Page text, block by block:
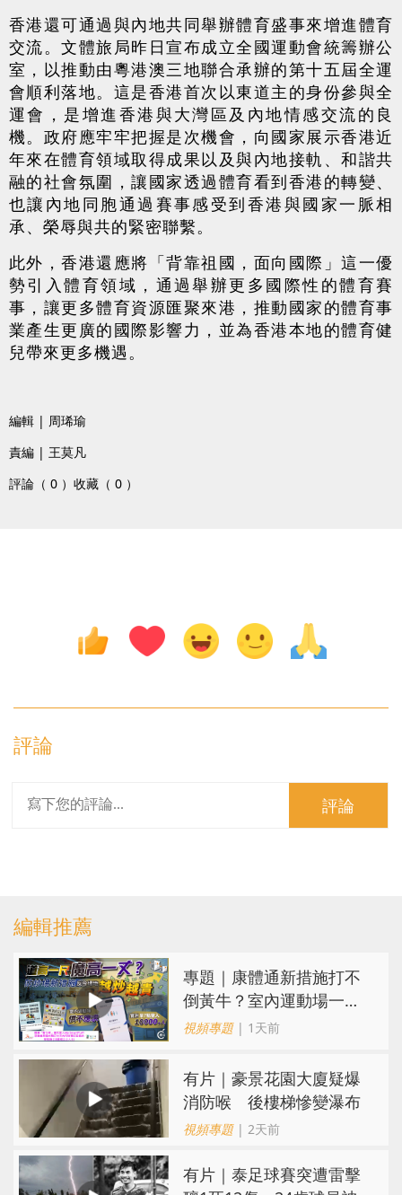
香港還可通過與內地共同舉辦體育盛事來增進體育
交流。文體旅局昨日宣布成立全國運動會統籌辦公
室，以推動由粵港澳三地聯合承辦的第十五屆全運
會順利落地。這是香港首次以東道主的身份參與全
運會，是增進香港與大灣區及內地情感交流的良
機。政府應牢牢把握是次機會，向國家展示香港近
年來在體育領域取得成果以及與內地接軌、和諧共
融的社會氛圍，讓國家透過體育看到香港的轉變、
也讓內地同胞通過賽事感受到香港與國家一脈相
承、榮辱與共的緊密聯繫。
此外，香港還應將「背靠祖國，面向國際」這一優
勢引入體育領域，通過舉辦更多國際性的體育賽
事，讓更多體育資源匯聚來港，推動國家的體育事
業產生更廣的國際影響力，並為香港本地的體育健
兒帶來更多機遇。
編輯 | 周琋瑜
責編 | 王莫凡
評論（ 0 ） 收藏（ 0 ）
評論
評論
編輯推薦
專題｜康體通新措施打不
倒黃牛？室內運動場一場
難求越炒越貴
視頻專題| 1天前
有片｜豪景花園大廈疑爆
消防喉 後樓梯慘變瀑布
視頻專題| 2天前
有片｜泰足球賽突遭雷擊